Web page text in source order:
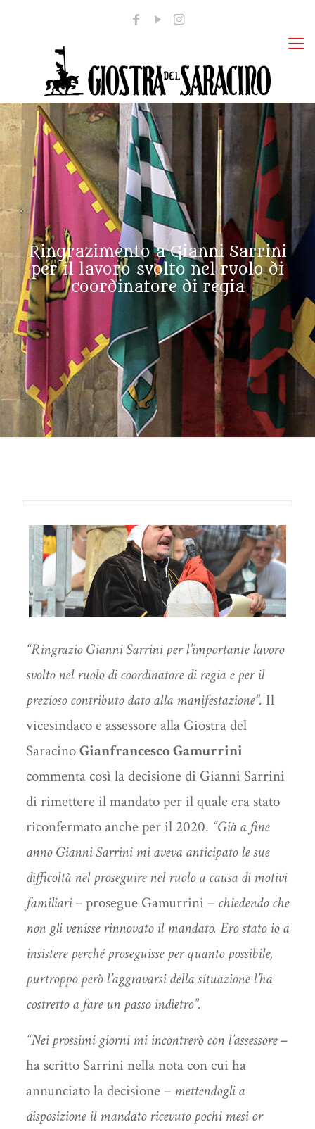
Ringrazimento a Gianni Sarrini
per il lavoro svolto nel ruolo di
coordinatore di regia
“Ringrazio Gianni Sarrini per l’importante lavoro
svolto nel ruolo di coordinatore di regia e per il
prezioso contributo dato alla manifestazione”. Il
vicesindaco e assessore alla Giostra del
SaracinoGianfrancesco Gamurrini
commenta così la decisione di Gianni Sarrini
di rimettere il mandato per il quale era stato
riconfermato anche per il 2020. “Già a fine
anno Gianni Sarrini mi aveva anticipato le sue
difficoltà nel proseguire nel ruolo a causa di motivi
familiari– prosegue Gamurrini – chiedendo che
non gli venisse rinnovato il mandato. Ero stato io a
insistere perché proseguisse per quanto possibile,
purtroppo però l’aggravarsi della situazione l’ha
costretto a fare un passo indietro”.
“Nei prossimi giorni mi incontrerò con l’assessore–
ha scritto Sarrini nella nota con cui ha
annunciato la decisione – mettendogli a
disposizione il mandato ricevuto pochi mesi or